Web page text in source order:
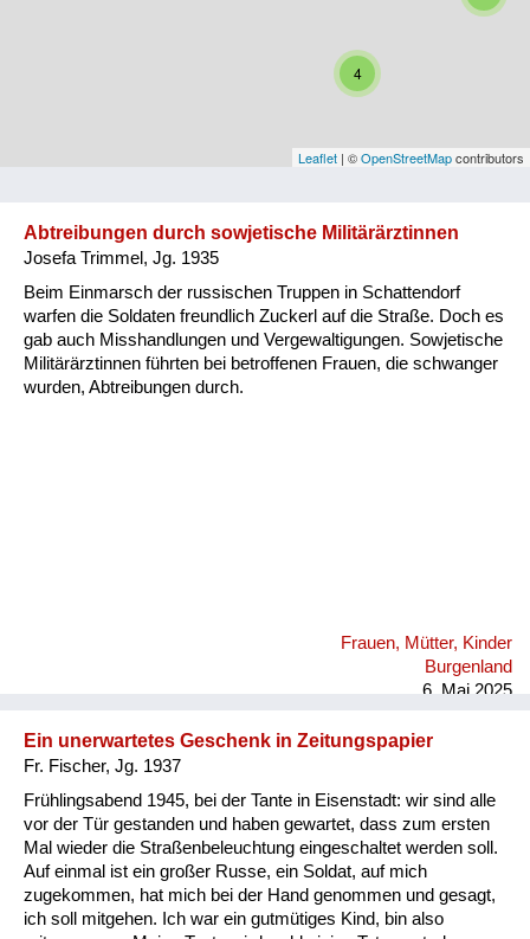
Vorarlberg
Kategorie
Besatzungsmächte
Frauen, Mütter, Kinder
Wiederaufbau und
Wohnen
4
Leaflet | ©OpenStreetMapcontributors
Abtreibungen durch sowjetische Militärärztinnen
Josefa Trimmel, Jg. 1935
Beim Einmarsch der russischen Truppen in Schattendorf
warfen die Soldaten freundlich Zuckerl auf die Straße. Doch es
gab auch Misshandlungen und Vergewaltigungen. Sowjetische
Militärärztinnen führten bei betroffenen Frauen, die schwanger
wurden, Abtreibungen durch.
Frauen, Mütter, Kinder
Burgenland
6. Mai 2025
Ein unerwartetes Geschenk in Zeitungspapier
Fr. Fischer, Jg. 1937
Frühlingsabend 1945, bei der Tante in Eisenstadt: wir sind alle
vor der Tür gestanden und haben gewartet, dass zum ersten
Mal wieder die Straßenbeleuchtung eingeschaltet werden soll.
Auf einmal ist ein großer Russe, ein Soldat, auf mich
zugekommen, hat mich bei der Hand genommen und gesagt,
ich soll mitgehen. Ich war ein gutmütiges Kind, bin also